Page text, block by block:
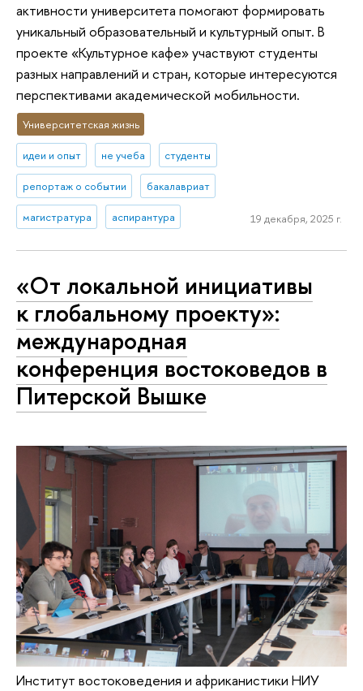
активности университета помогают формировать
уникальный образовательный и культурный опыт. В
проекте «Культурное кафе» участвуют студенты
разных направлений и стран, которые интересуются
перспективами академической мобильности.
Университетская жизнь
идеи и опыт не учеба студенты
репортаж о событии бакалавриат
магистратура аспирантура 19 декабря, 2025 г.
«От локальной инициативы
к глобальному проекту»:
международная
конференция востоковедов в
Питерской Вышке
Институт востоковедения и африканистики НИУ